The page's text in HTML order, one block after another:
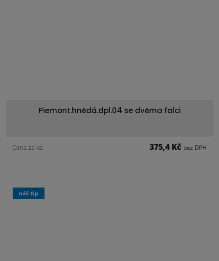
Piemont.hnědá.dpl.04 se dvěma falci
Cena za ks: 375,4 Kč bez DPH
náš tip